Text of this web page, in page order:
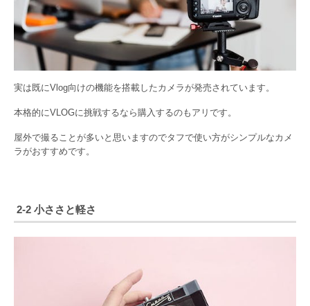
実は既にVlog向けの機能を搭載したカメラが発売されています。
本格的にVLOGに挑戦するなら購入するのもアリです。
屋外で撮ることが多いと思いますのでタフで使い方がシンプルなカメ
ラがおすすめです。
2-2 小ささと軽さ